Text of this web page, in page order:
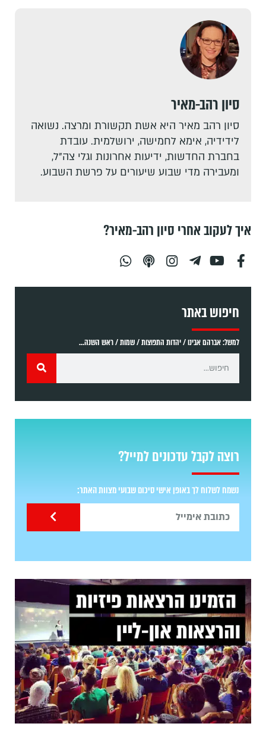
סיון רהב-מאיר
סיון רהב מאיר היא אשת תקשורת ומרצה. נשואה
לידידיה, אימא לחמישה, ירושלמית. עובדת
בחברת החדשות, ידיעות אחרונות וגלי צה"ל,
ומעבירה מדי שבוע שיעורים על פרשת השבוע.
איך לעקוב אחרי סיון רהב-מאיר?
חיפוש באתר
למשל: אברהם אבינו / יהדות התפוצות / שמות / ראש השנה...
רוצה לקבל עדכונים למייל?
נשמח לשלוח לך באופן אישי סיכום שבועי מצוות האתר: